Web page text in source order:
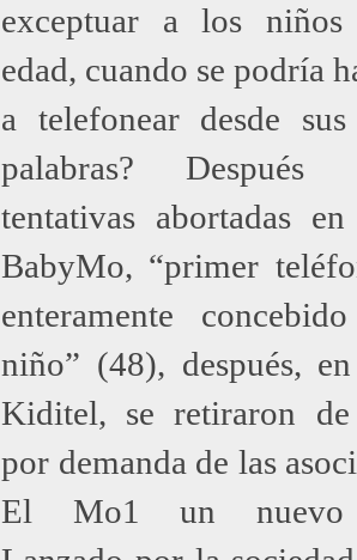
exceptuar a los
edad, cuando se podría
a telefonear desde
palabras?
tentativas abortadas
BabyMo, “primer
enteramente
niño” (48), después,
Kiditel, se retiraron
por demanda de las
El Mo1 un nuevo